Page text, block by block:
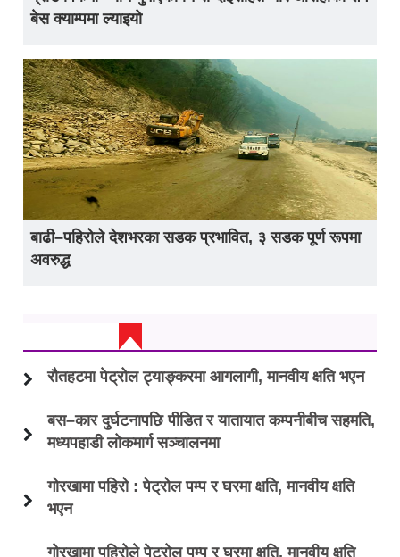
बेस क्याम्पमा ल्याइयो
बाढी–पहिरोले देशभरका सडक प्रभावित, ३ सडक पूर्ण रूपमा
अवरुद्ध
रौतहटमा पेट्रोल ट्याङ्करमा आगलागी, मानवीय क्षति भएन
बस–कार दुर्घटनापछि पीडित र यातायात कम्पनीबीच सहमति,
मध्यपहाडी लोकमार्ग सञ्चालनमा
गोरखामा पहिरो : पेट्रोल पम्प र घरमा क्षति, मानवीय क्षति
भएन
गोरखामा पहिरोले पेट्रोल पम्प र घरमा क्षति, मानवीय क्षति